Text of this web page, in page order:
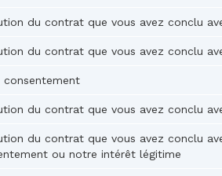
du contrat que vous avez conclu
du contrat que vous avez conclu
consentement
du contrat que vous avez conclu
du contrat que vous avez conclu
ou notre intérêt légitime